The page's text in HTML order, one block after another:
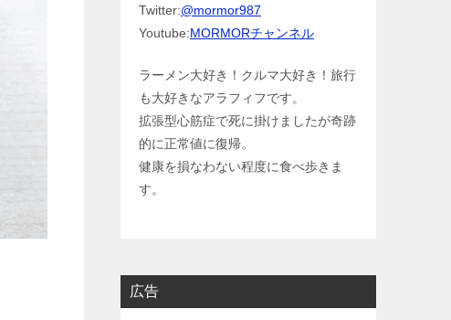
Twitter:@mormor987
Youtube:MORMORチャンネル
ラーメン大好き！クルマ大好き！旅行
も大好きなアラフィフです。
拡張型心筋症で死に掛けましたが奇跡
的に正常値に復帰。
健康を損なわない程度に食べ歩きま
す。
広告